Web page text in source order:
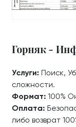
Горняк -
Услуги: Поиск,
сложности.
Формат: 100%
Оплата:
либо возврат